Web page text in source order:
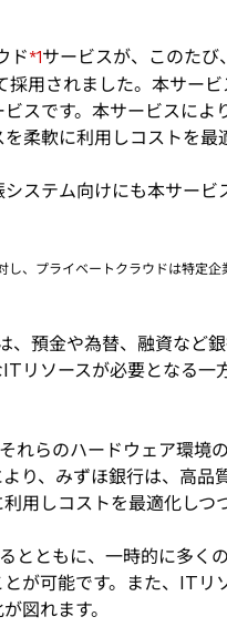
ド*1サービスが、このたび
用されました。本サービ
スです。本サービスによ
柔軟に利用しコストを最
ステム向けにも本サービ
、プライベートクラウドは特定企
、預金や為替、融資など
リソースが必要となる一方
れらのハードウェア環境
り、みずほ銀行は、高品
用しコストを最適化しつ
とともに、一時的に多く
が可能です。また、ITリ
図れます。